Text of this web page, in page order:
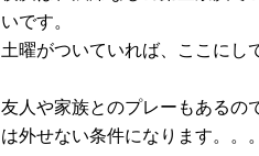
いです。
土曜がついていれば、ここにし
友人や家族とのプレーもあるの
は外せない条件になります。。